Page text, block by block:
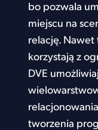
United States
bo pozwala
miejscu na
relację.
korzystają z
DVE
tworzenia